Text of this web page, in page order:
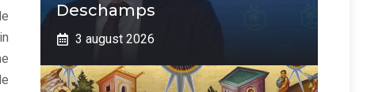
Deschamps
3 august 2026